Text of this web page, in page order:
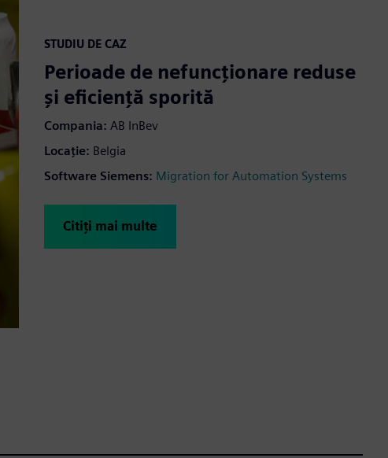
STUDIU DE CAZ
Perioade de nefuncționare reduse
și eficiență sporită
Compania: AB InBev
Locaţie: Belgia
Software Siemens: Migration for Automation Systems
Citiți mai multe